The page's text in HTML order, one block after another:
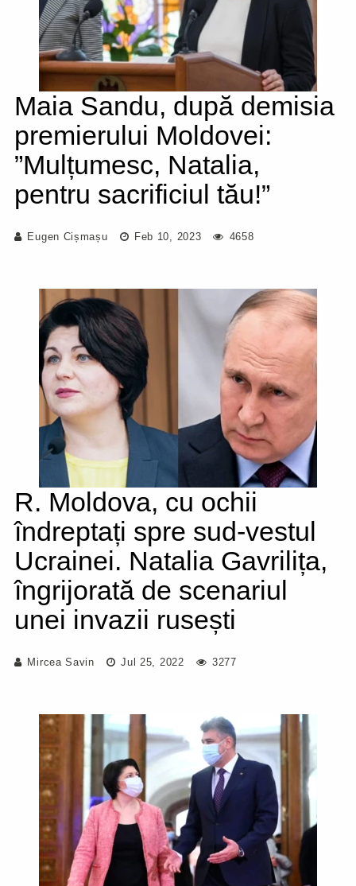
Maia Sandu, după demisia
premierului Moldovei:
”Mulțumesc, Natalia,
pentru sacrificiul tău!”
Eugen Cișmașu Feb 10, 2023 4658
R. Moldova, cu ochii
îndreptați spre sud-vestul
Ucrainei. Natalia Gavrilița,
îngrijorată de scenariul
unei invazii rusești
Mircea Savin Jul 25, 2022 3277